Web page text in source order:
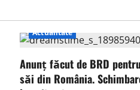
Actualitate
Anunț făcut de BRD
săi din România.